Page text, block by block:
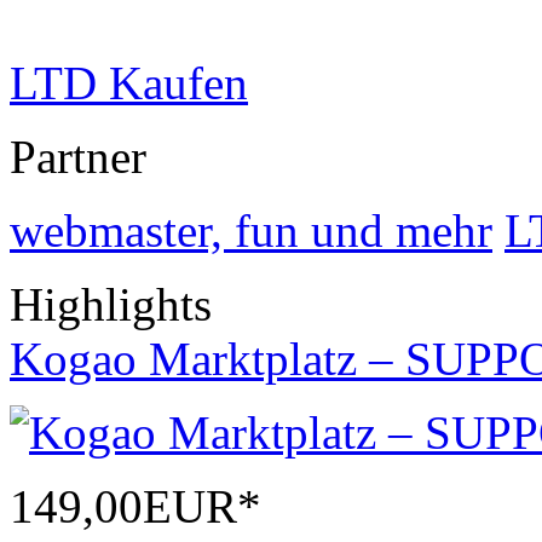
LTD Kaufen
Partner
webmaster, fun und mehr
Highlights
Kogao Marktplatz –
149,00EUR*